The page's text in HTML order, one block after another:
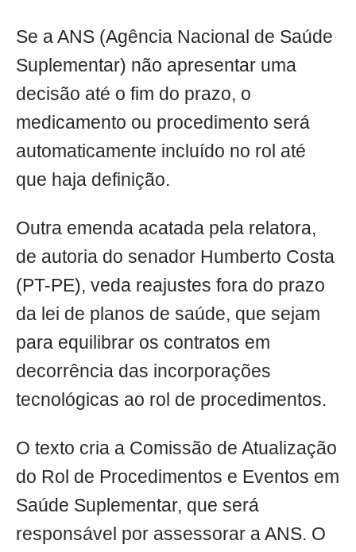
Se a ANS (Agência Nacional de Saúde
Suplementar) não apresentar uma
decisão até o fim do prazo, o
medicamento ou procedimento será
automaticamente incluído no rol até
que haja definição.
Outra emenda acatada pela relatora,
de autoria do senador Humberto Costa
(PT-PE), veda reajustes fora do prazo
da lei de planos de saúde, que sejam
para equilibrar os contratos em
decorrência das incorporações
tecnológicas ao rol de procedimentos.
O texto cria a Comissão de Atualização
do Rol de Procedimentos e Eventos em
Saúde Suplementar, que será
responsável por assessorar a ANS. O